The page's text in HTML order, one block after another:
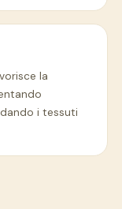
la
i tessuti